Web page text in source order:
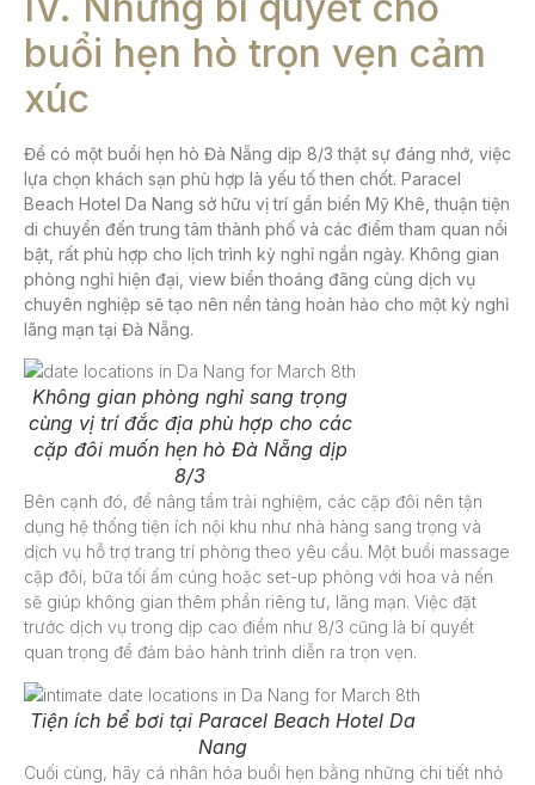
buổi hẹn hò trọn vẹn cảm
xúc
Để có một buổi hẹn hò Đà Nẵng dịp 8/3 thật sự đáng nhớ, việc
lựa chọn khách sạn phù hợp là yếu tố then chốt. Paracel
Beach Hotel Da Nang sở hữu vị trí gần biển Mỹ Khê, thuận tiện
di chuyển đến trung tâm thành phố và các điểm tham quan nổi
bật, rất phù hợp cho lịch trình kỳ nghỉ ngắn ngày. Không gian
phòng nghỉ hiện đại, view biển thoáng đãng cùng dịch vụ
chuyên nghiệp sẽ tạo nên nền tảng hoàn hảo cho một kỳ nghỉ
lãng mạn tại Đà Nẵng.
Không gian phòng nghỉ sang trọng
cùng vị trí đắc địa phù hợp cho các
cặp đôi muốn hẹn hò Đà Nẵng dịp
8/3
Bên cạnh đó, để nâng tầm trải nghiệm, các cặp đôi nên tận
dụng hệ thống tiện ích nội khu như nhà hàng sang trọng và
dịch vụ hỗ trợ trang trí phòng theo yêu cầu. Một buổi massage
cặp đôi, bữa tối ấm cúng hoặc set-up phòng với hoa và nến
sẽ giúp không gian thêm phần riêng tư, lãng mạn. Việc đặt
trước dịch vụ trong dịp cao điểm như 8/3 cũng là bí quyết
quan trọng để đảm bảo hành trình diễn ra trọn vẹn.
Tiện ích bể bơi tại Paracel Beach Hotel Da
Nang
Cuối cùng, hãy cá nhân hóa buổi hẹn bằng những chi tiết nhỏ